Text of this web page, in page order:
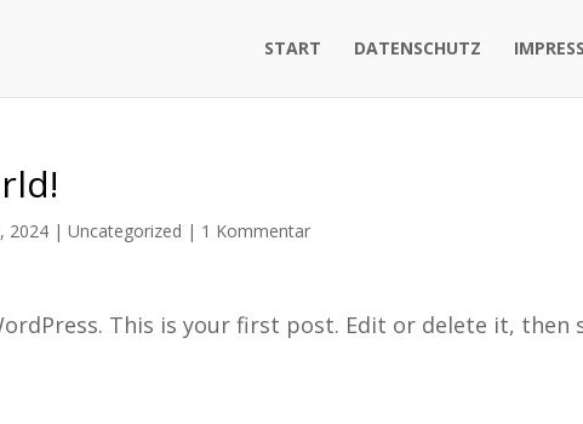
START DATENSCHUTZ
2024 |Uncategorized | 1 Kommentar
This is your first post. Edit or delete it,